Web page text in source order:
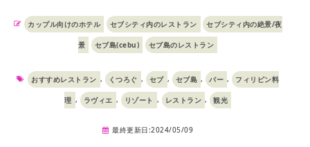
カップル向けのホテル セブシティ内のレストラン セブシティ内の絶景/夜
景 セブ島(cebu) セブ島のレストラン
おすすめレストラン , くつろぐ , セブ , セブ島 , バー , フィリピン料
理 , ラヴィエ , リゾート , レストラン , 観光
最終更新日:2024/05/09